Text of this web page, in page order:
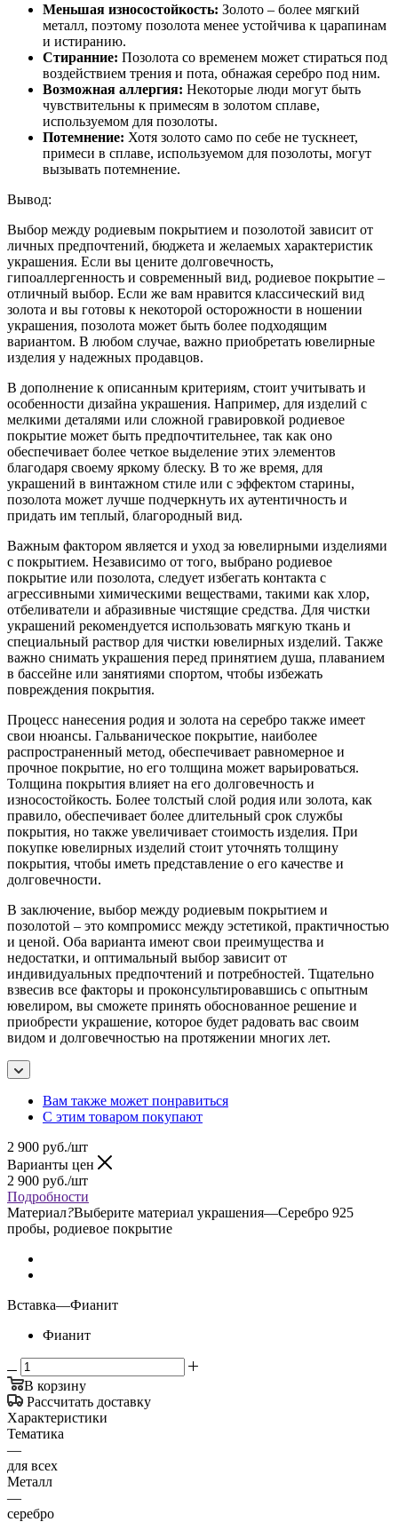
Меньшая износостойкость: Золото – более мягкий
металл, поэтому позолота менее устойчива к царапинам
и истиранию.
Стиранние: Позолота со временем может стираться под
воздействием трения и пота, обнажая серебро под ним.
Возможная аллергия: Некоторые люди могут быть
чувствительны к примесям в золотом сплаве,
используемом для позолоты.
Потемнение: Хотя золото само по себе не тускнеет,
примеси в сплаве, используемом для позолоты, могут
вызывать потемнение.
Вывод:
Выбор между родиевым покрытием и позолотой зависит от
личных предпочтений, бюджета и желаемых характеристик
украшения. Если вы цените долговечность,
гипоаллергенность и современный вид, родиевое покрытие –
отличный выбор. Если же вам нравится классический вид
золота и вы готовы к некоторой осторожности в ношении
украшения, позолота может быть более подходящим
вариантом. В любом случае, важно приобретать ювелирные
изделия у надежных продавцов.
В дополнение к описанным критериям, стоит учитывать и
особенности дизайна украшения. Например, для изделий с
мелкими деталями или сложной гравировкой родиевое
покрытие может быть предпочтительнее, так как оно
обеспечивает более четкое выделение этих элементов
благодаря своему яркому блеску. В то же время, для
украшений в винтажном стиле или с эффектом старины,
позолота может лучше подчеркнуть их аутентичность и
придать им теплый, благородный вид.
Важным фактором является и уход за ювелирными изделиями
с покрытием. Независимо от того, выбрано родиевое
покрытие или позолота, следует избегать контакта с
агрессивными химическими веществами, такими как хлор,
отбеливатели и абразивные чистящие средства. Для чистки
украшений рекомендуется использовать мягкую ткань и
специальный раствор для чистки ювелирных изделий. Также
важно снимать украшения перед принятием душа, плаванием
в бассейне или занятиями спортом, чтобы избежать
повреждения покрытия.
Процесс нанесения родия и золота на серебро также имеет
свои нюансы. Гальваническое покрытие, наиболее
распространенный метод, обеспечивает равномерное и
прочное покрытие, но его толщина может варьироваться.
Толщина покрытия влияет на его долговечность и
износостойкость. Более толстый слой родия или золота, как
правило, обеспечивает более длительный срок службы
покрытия, но также увеличивает стоимость изделия. При
покупке ювелирных изделий стоит уточнять толщину
покрытия, чтобы иметь представление о его качестве и
долговечности.
В заключение, выбор между родиевым покрытием и
позолотой – это компромисс между эстетикой, практичностью
и ценой. Оба варианта имеют свои преимущества и
недостатки, и оптимальный выбор зависит от
индивидуальных предпочтений и потребностей. Тщательно
взвесив все факторы и проконсультировавшись с опытным
ювелиром, вы сможете принять обоснованное решение и
приобрести украшение, которое будет радовать вас своим
видом и долговечностью на протяжении многих лет.
Вам также может понравиться
С этим товаром покупают
2 900 руб./шт
Варианты цен
2 900 руб./шт
Подробности
Материал?Выберите материал украшения—Серебро 925
пробы, родиевое покрытие
Вставка—Фианит
Фианит
В корзину
Рассчитать доставку
Характеристики
Тематика
—
для всех
Металл
—
серебро